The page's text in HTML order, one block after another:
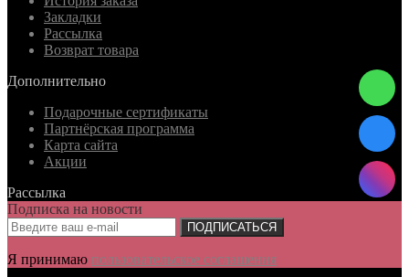
Закладки
Рассылка
Возврат товара
Дополнительно
Подарочные сертификаты
Партнёрская программа
Карта сайта
Акции
Рассылка
Подписка на новости
ПОДПИСАТЬСЯ
Я принимаю пользовательское соглашения